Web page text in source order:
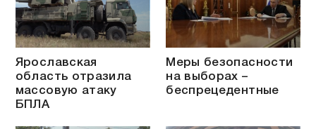
Ярославская
область отразила
массовую атаку
БПЛА
Меры безопасности
на выборах –
беспрецедентные